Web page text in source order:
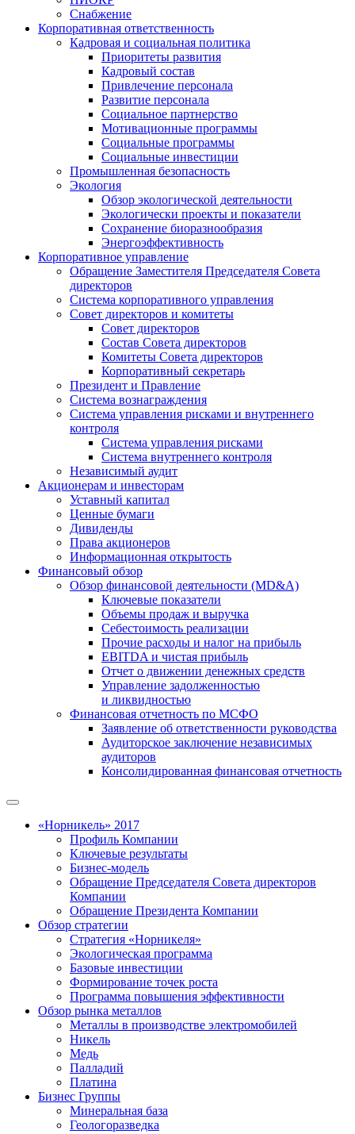
Снабжение
Корпоративная ответственность
Кадровая и социальная политика
Приоритеты развития
Кадровый состав
Привлечение персонала
Развитие персонала
Социальное партнерство
Мотивационные программы
Социальные программы
Социальные инвестиции
Промышленная безопасность
Экология
Обзор экологической деятельности
Экологически проекты и показатели
Сохранение биоразнообразия
Энергоэффективность
Корпоративное управление
Обращение Заместителя Председателя Совета
директоров
Система корпоративного управления
Совет директоров и комитеты
Совет директоров
Состав Совета директоров
Комитеты Совета директоров
Корпоративный секретарь
Президент и Правление
Система вознаграждения
Система управления рисками и внутреннего
контроля
Система управления рисками
Система внутреннего контроля
Независимый аудит
Акционерам и инвесторам
Уставный капитал
Ценные бумаги
Дивиденды
Права акционеров
Информационная открытость
Финансовый обзор
Обзор финансовой деятельности (MD&A)
Ключевые показатели
Объемы продаж и выручка
Себестоимость реализации
Прочие расходы и налог на прибыль
EBITDA и чистая прибыль
Отчет о движении денежных средств
Управление задолженностью
и ликвидностью
Финансовая отчетность по МСФО
Заявление об ответственности руководства
Аудиторское заключение независимых
аудиторов
Консолидированная финансовая отчетность
«Норникель» 2017
Профиль Компании
Ключевые результаты
Бизнес-модель
Обращение Председателя Совета директоров
Компании
Обращение Президента Компании
Обзор стратегии
Стратегия «Норникеля»
Экологическая программа
Базовые инвестиции
Формирование точек роста
Программа повышения эффективности
Обзор рынка металлов
Металлы в производстве электромобилей
Никель
Медь
Палладий
Платина
Бизнес Группы
Минеральная база
Геологоразведка